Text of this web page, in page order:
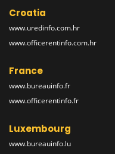
Croatia
www.uredinfo.com.hr
www.officerentinfo.com.hr
France
www.bureauinfo.fr
www.officerentinfo.fr
Luxembourg
www.bureauinfo.lu